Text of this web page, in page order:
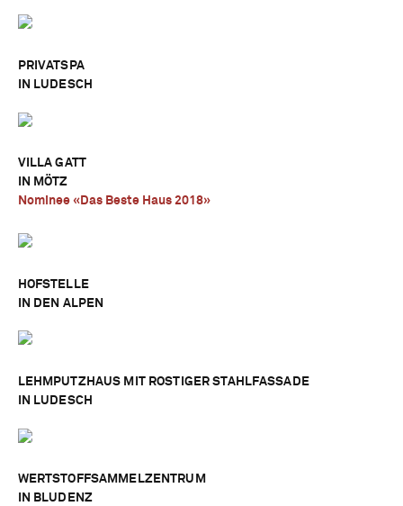
PRIVATSPA
IN LUDESCH
VILLA GATT
IN MÖTZ
Nominee «Das Beste Haus 2018»
HOFSTELLE
IN DEN ALPEN
LEHMPUTZHAUS MIT ROSTIGER STAHLFASSADE
IN LUDESCH
WERTSTOFFSAMMELZENTRUM
IN BLUDENZ